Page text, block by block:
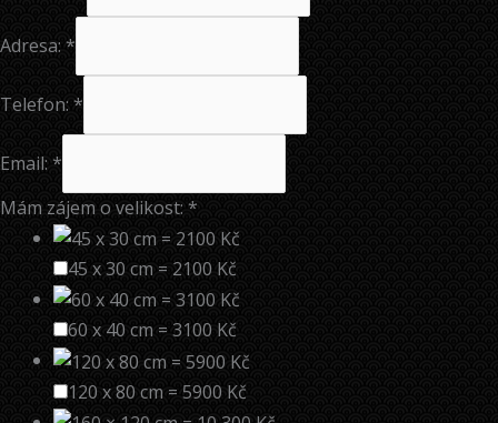
Adresa: *
Telefon: *
r
Email: *
Mám zájem o velikost: *
45 x 30 cm = 2100 Kč
60 x 40 cm = 3100 Kč
120 x 80 cm = 5900 Kč